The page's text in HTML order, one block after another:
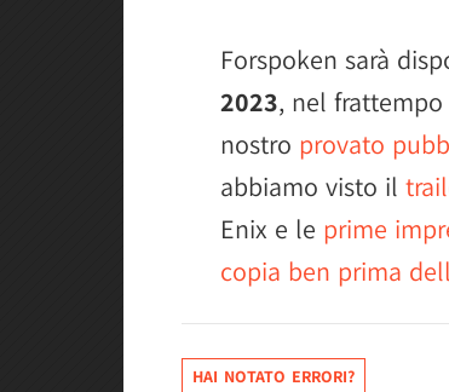
Forspoken sarà
2023, nel
nostro provato
abbiamo visto il
Enix e le prime
copia ben prima
HAI NOTATO ERRORI?